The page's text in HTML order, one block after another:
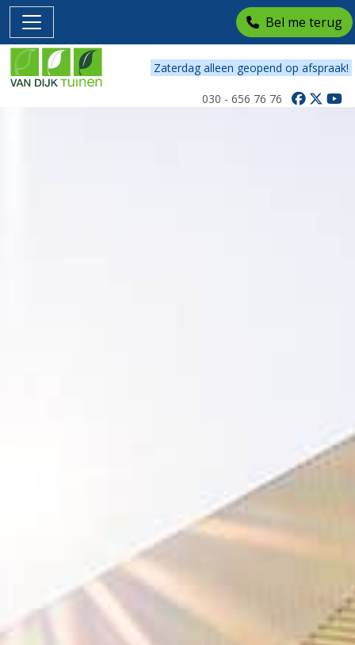
Zaterdag alleen geopend op afspraak!
030 - 656 76 76
Bel me terug